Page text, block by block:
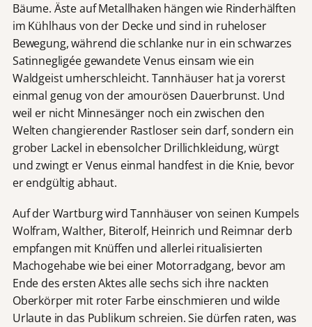
Bäume. Äste auf Metallhaken hängen wie Rinderhälften
im Kühlhaus von der Decke und sind in ruheloser
Bewegung, während die schlanke nur in ein schwarzes
Satinnegligée gewandete Venus einsam wie ein
Waldgeist umherschleicht. Tannhäuser hat ja vorerst
einmal genug von der amourösen Dauerbrunst. Und
weil er nicht Minnesänger noch ein zwischen den
Welten changierender Rastloser sein darf, sondern ein
grober Lackel in ebensolcher Drillichkleidung, würgt
und zwingt er Venus einmal handfest in die Knie, bevor
er endgültig abhaut.
Auf der Wartburg wird Tannhäuser von seinen Kumpels
Wolfram, Walther, Biterolf, Heinrich und Reimnar derb
empfangen mit Knüffen und allerlei ritualisierten
Machogehabe wie bei einer Motorradgang, bevor am
Ende des ersten Aktes alle sechs sich ihre nackten
Oberkörper mit roter Farbe einschmieren und wilde
Urlaute in das Publikum schreien. Sie dürfen raten, was